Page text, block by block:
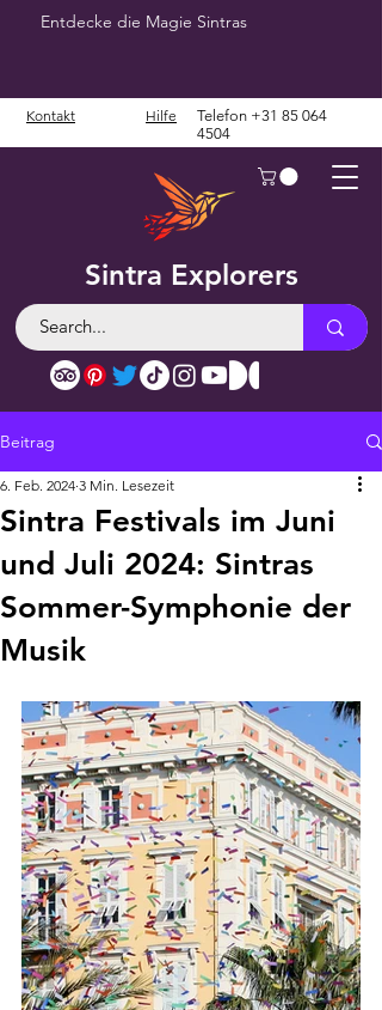
Entdecke die Magie Sintras
Sintra Explorers
Kontakt Hilfe Telefon +31 85 064
4504
Beitrag
Sintra Festivals im Juni
und Juli 2024: Sintras
Sommer-Symphonie der
Musik
6. Feb. 2024 3 Min. Lesezeit